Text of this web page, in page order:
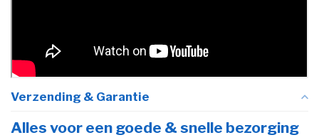
Verzending & Garantie
Alles voor een goede & snelle bezorging